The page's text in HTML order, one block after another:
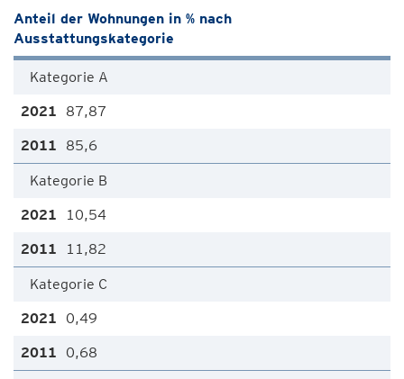
Anteil der Wohnungen in % nach
Ausstattungskategorie
Kategorie A
87,87
85,6
Kategorie B
10,54
11,82
Kategorie C
0,49
0,68